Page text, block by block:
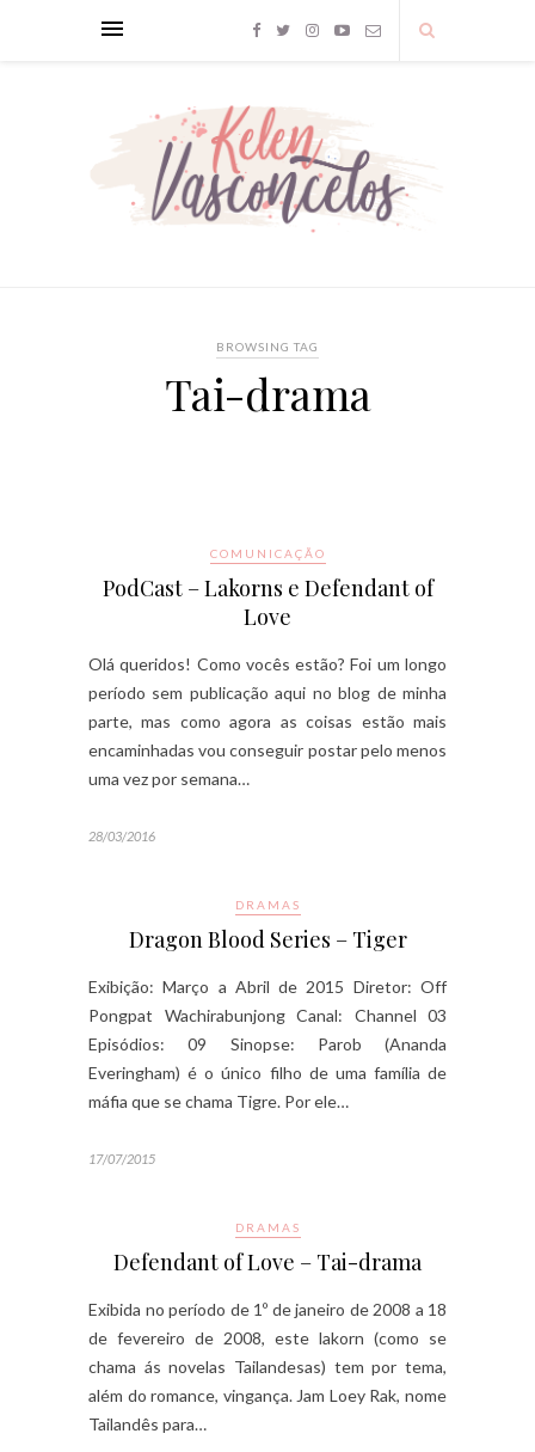
BROWSING TAG
Tai-drama
COMUNICAÇÃO
PodCast – Lakorns e Defendant of
Love
Olá queridos! Como vocês estão? Foi um longo
período sem publicação aqui no blog de minha
parte, mas como agora as coisas estão mais
encaminhadas vou conseguir postar pelo menos
uma vez por semana…
28/03/2016
DRAMAS
Dragon Blood Series – Tiger
Exibição: Março a Abril de 2015 Diretor: Off
Pongpat Wachirabunjong Canal: Channel 03
Episódios: 09 Sinopse: Parob (Ananda
Everingham) é o único filho de uma família de
máfia que se chama Tigre. Por ele…
17/07/2015
DRAMAS
Defendant of Love – Tai-drama
Exibida no período de 1º de janeiro de 2008 a 18
de fevereiro de 2008, este lakorn (como se
chama ás novelas Tailandesas) tem por tema,
além do romance, vingança. Jam Loey Rak, nome
Tailandês para…